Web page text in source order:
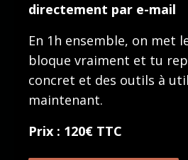
directement par e-mail
En 1h ensemble, on met
bloque vraiment et tu
concret et des outils à
maintenant.
Prix ​​: 120€ TTC